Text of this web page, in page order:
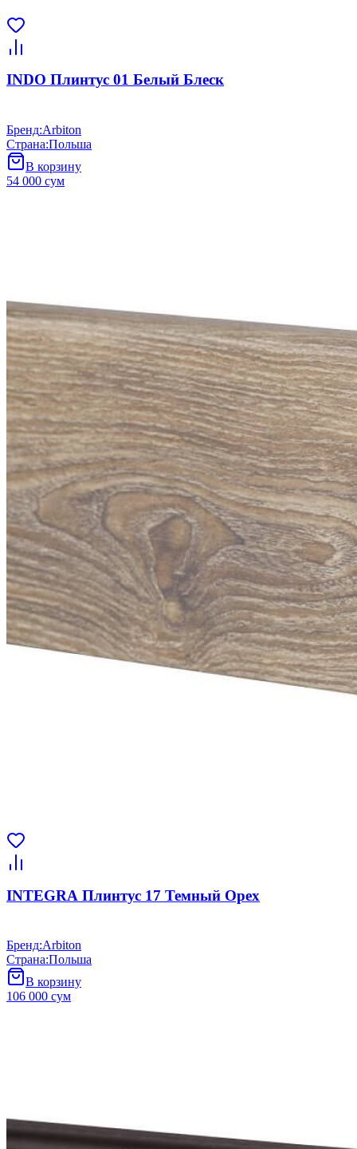
INDO Плинтус 01 Белый Блеск
Бренд:Arbiton
Страна:Польша
В корзину
54 000 сум
INTEGRA Плинтус 17 Темный Орех
Бренд:Arbiton
Страна:Польша
В корзину
106 000 сум